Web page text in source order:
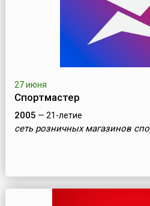
27 июня
Спортмастер
2005 — 21-летие
cеть розничных магазинов